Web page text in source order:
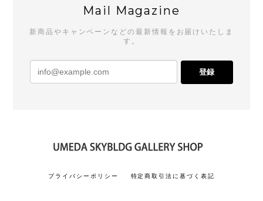
Mail Magazine
新商品やキャンペーンなどの最新情報をお届けいたしま
す。
登録
プライバシーポリシー 特定商取引法に基づく表記